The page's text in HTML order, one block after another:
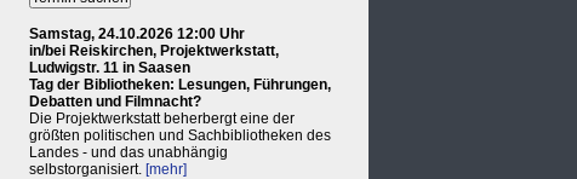
Samstag, 24.10.2026 12:00 Uhr
in/bei Reiskirchen, Projektwerkstatt,
Ludwigstr. 11 in Saasen
Tag der Bibliotheken: Lesungen, Führungen,
Debatten und Filmnacht?
Die Projektwerkstatt beherbergt eine der
größten politischen und Sachbibliotheken des
Landes - und das unabhängig
selbstorganisiert. [mehr]